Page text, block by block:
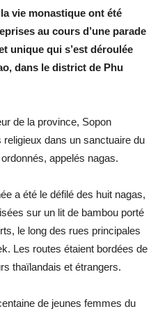
vie monastique ont été
au cours d’une parade
unique qui s’est déroulée
dans le district de Phu
de la province, Sopon
dans un sanctuaire du
appelés nagas.
a été le défilé des huit nagas,
sur un lit de bambou porté
le long des rues principales
Les routes étaient bordées de
thaïlandais et étrangers.
de jeunes femmes du